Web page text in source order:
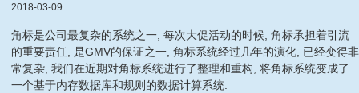
2018-03-09
角标是公司最复杂的系统之一, 每次大促活动的时候, 角标承担着引流
的重要责任, 是GMV的保证之一, 角标系统经过几年的演化, 已经变得非
常复杂, 我们在近期对角标系统进行了整理和重构, 将角标系统变成了
一个基于内存数据库和规则的数据计算系统.